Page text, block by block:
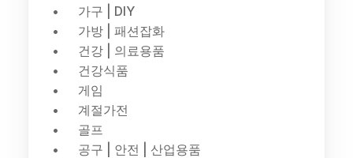
가구 | DIY
가방 | 패션잡화
건강 | 의료용품
건강식품
게임
계절가전
골프
공구 | 안전 | 산업용품